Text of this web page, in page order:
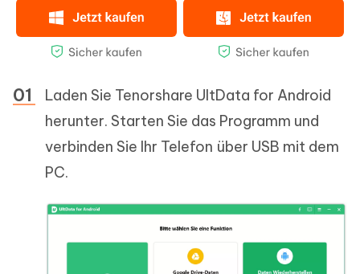
Laden Sie Tenorshare UltData for Android
herunter. Starten Sie das Programm und
verbinden Sie Ihr Telefon über USB mit dem
PC.